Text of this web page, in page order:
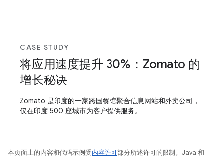
CASE STUDY
将应用速度提升 30%：Zomato 的
增长秘诀
Zomato 是印度的一家跨国餐馆聚合信息网站和外卖公司，
仅在印度 500 座城市为客户提供服务。
本页面上的内容和代码示例受内容许可部分所述许可的限制。Java 和